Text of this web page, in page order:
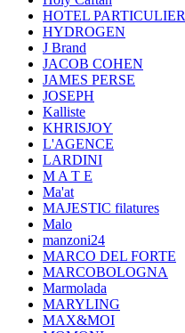
HOTEL PARTICULIER
HYDROGEN
J Brand
JACOB COHEN
JAMES PERSE
JOSEPH
Kalliste
KHRISJOY
L'AGENCE
LARDINI
M A T E
Ma'at
MAJESTIC filatures
Malo
manzoni24
MARCO DEL FORTE
MARCOBOLOGNA
Marmolada
MARYLING
MAX&MOI